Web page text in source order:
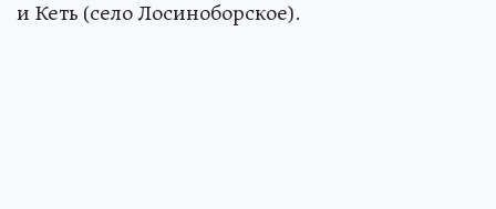
и Кеть (село Лосиноборское).